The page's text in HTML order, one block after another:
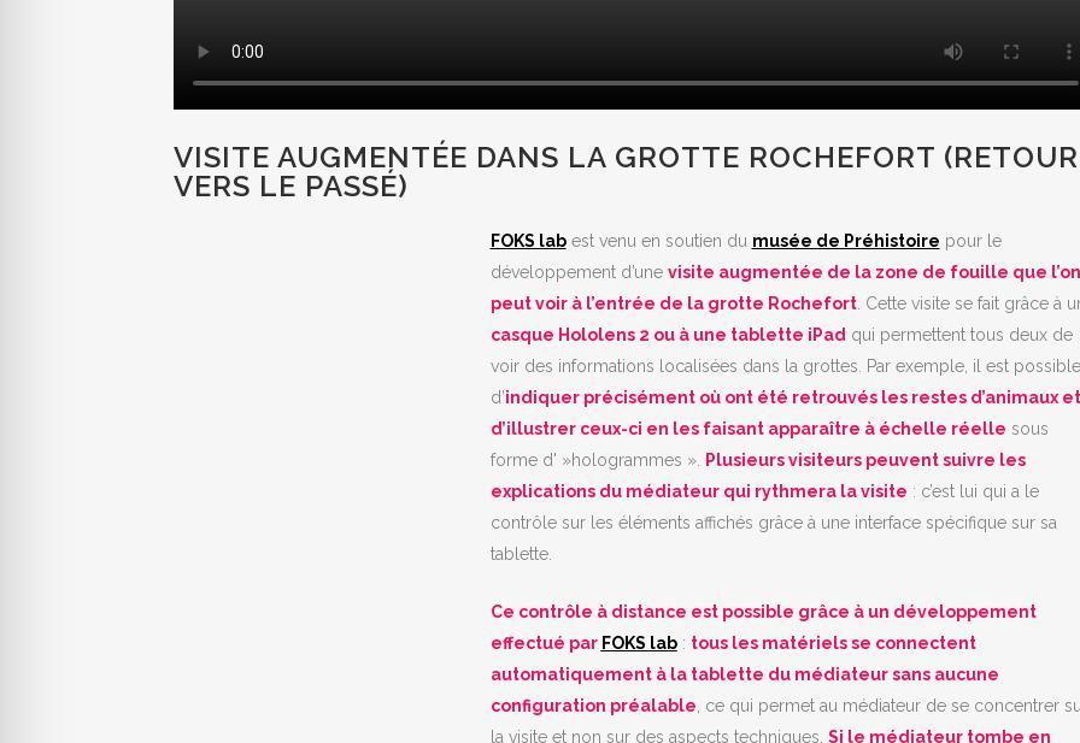
VISITE AUGMENTÉE DANS LA GROTTE ROCHEFORT (RETOUR
VERS LE PASSÉ)
FOKS labest venu en soutien du musée de Préhistoire pour le
développement d’une visite augmentée de la zone de fouille que l’on
peut voir à l’entrée de la grotte Rochefort. Cette visite se fait grâce à
casque Hololens 2 ou à une tablette iPad qui permettent tous deux de
voir des informations localisées dans la grottes. Par exemple, il est possible
d’indiquer précisément où ont été retrouvés les restes d’animaux et
d’illustrer ceux-ci en les faisant apparaître à échelle réelle sous
forme d' »hologrammes ».
Plusieurs visiteurs peuvent suivre les
explications du médiateur qui rythmera la visite : c’est lui qui a le
contrôle sur les éléments affichés grâce à une interface spécifique sur sa
tablette.
Ce contrôle à distance est possible grâce à un développement
effectué par FOKS lab: tous les matériels se connectent
automatiquement à la tablette du médiateur sans aucune
configuration préalable , ce qui permet au médiateur de se concentrer
la visite et non sur des aspects techniques. Si le médiateur tombe en